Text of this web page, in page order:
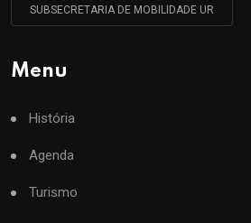
SUBSECRETARIA DE MOBILIDADE UR
Menu
História
Agenda
Turismo